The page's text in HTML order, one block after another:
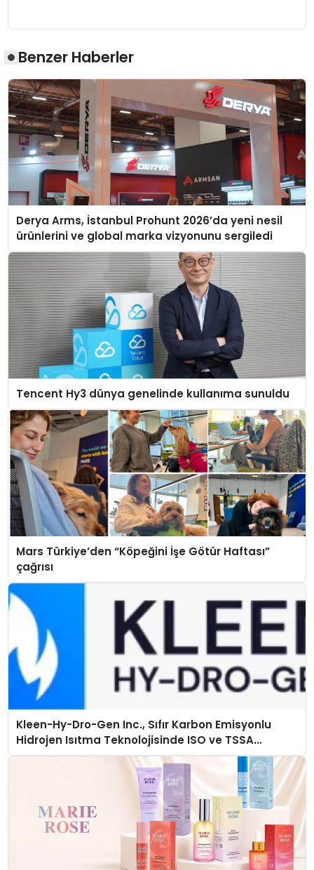
Benzer Haberler
Derya Arms, İstanbul Prohunt 2026’da yeni nesil
ürünlerini ve global marka vizyonunu sergiledi
Tencent Hy3 dünya genelinde kullanıma sunuldu
Mars Türkiye’den “Köpeğini İşe Götür Haftası”
çağrısı
Kleen-Hy-Dro-Gen Inc., Sıfır Karbon Emisyonlu
Hidrojen Isıtma Teknolojisinde ISO ve TSSA
Düzenleyici Onaylarını Aldı